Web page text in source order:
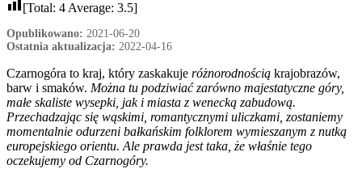
[Total: 4Average: 3.5]
Opublikowano: 2021-06-20
Ostatnia aktualizacja: 2022-04-16
Czarnogóra to kraj, który zaskakuje różnorodnością krajobrazów,
barw i smaków. Można tu podziwiać zarówno majestatyczne góry,
małe skaliste wysepki, jak i miasta z wenecką zabudową.
Przechadzając się wąskimi, romantycznymi uliczkami, zostaniemy
momentalnie odurzeni bałkańskim folklorem wymieszanym z nutką
europejskiego orientu. Ale prawda jest taka, że właśnie tego
oczekujemy od Czarnogóry.